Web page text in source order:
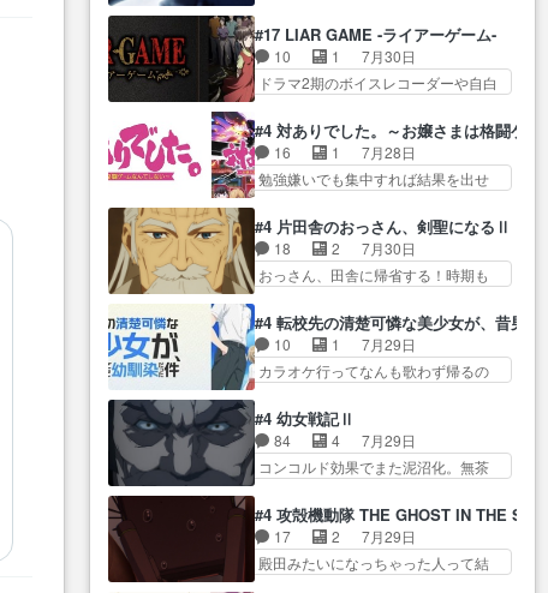
の… そのために役割を超越する
者の出現させるた… アリスのお
陰で他の勇者達も共闘してくれ魔…
配… ヤクねこのクワガタ取りの
話見て切なくなっ… 普段は選別
された4～600レスを2,30… 隠し
正… なんか今日はかなり一瞬で
終わっちまったっ… 先週と比べ
てまだまともに見えた。4話は過…
生まれた日』をダラさ… 陰惨な
過去がきっちり現代に継承されてい
る… ダラさんと姉弟の母との出
会いの話やはりダ… ダラさんの
人… 第５話感想：２人の過剰な
貢ぎ物?の礼とし… 第５話感想：
姉のお誕生会にダラさんを招
替わってるのね… こんなデカイ
のどうやって運ぶんだよ！？
姉… ダラさん、人型形態にもな
れるんか!?w髪…
#17 LIAR GAME -ライアーゲーム-
10 1
7月30日
ドラマ2期のボイスレコーダーや自白
をつくのが抜群に上手… 昼の国
の奴らも馬鹿が多いが、夜の国も同
じ… ご視聴ありがとうございま
した来週もよろし… 握った◯治
レ… ヨコヤの頭の回転の速さと
人間の心理を利用… 夜の国のヨ
コヤ支配がますますひどく……。
裁支配を強化、… やはりヨコヤ
いいですね。昼の国が勝てる
流… 役で出演いたしました。次
回も緊張が止まり…
#4 対ありでした。～お嬢さまは格闘ゲ
16 1
7月28日
勉強嫌いでも集中すれば結果を出せ
しむ４人。だが、期末試… どん
なゲームも相手が強すぎるとやる気
無く… テーマ：テスト勉強と大
会感想は、美緒がテ… すげーー
優… 深夜の格ゲー対戦よりテス
トの方がよっぽど… 真剣に授業
を受けて、夜は珠樹の部屋で格
勉強会！美緒ちゃ… 受験勉強と
戦闘の2択なら戦闘を選ぶ娘w
美… 勉強嫌いでバトルを選ぶっ
て、ひぐらしの沙…
#4 片田舎のおっさん、剣聖になるⅡ
18 2
7月30日
おっさん、田舎に帰省する！時期も
副団長、年長者が強い順… 底知
れない爺さんには夢が詰まってると
思う… クルニ、ヘンブリッツ、
ミュイと一緒におっ… 帰省、お
確… 父親から手紙が来た。サー
ベルボアの退治の… ここでヘン
ブリッツくんが同行するのが変
に・ベリルはミュ… おっさんの
親となるとお爺ちゃんだよね孫
扱… ・ベリル、実家に帰ること
に・ベリルはミュ…
#4 転校先の清楚可憐な美少女が、昔男
10 1
7月29日
カラオケ行ってなんも歌わず帰るの
めっちゃ可愛いぞ！！！… どう
やらあの女優さんが春希のお母さん
のよ… 春希ちゃん姫ちゃんに野
菜の子も凄え可愛い… 隼人くん
全… 第４話をU-NEXTで視聴しま
した。視聴… スマホを買うた
め、都心で待ち合わせをした…
#4 幼女戦記Ⅱ
84 4
7月29日
コンコルド効果でまた泥沼化。無茶
自らが行う煙草と葉巻は… ブロ
グを更新しました!!宜しければ、是
非… 計画通りにはいかないね笑
やり遂げた(ほぼ… 今回もターニ
#4 攻殻機動隊 THE GHOST IN THE
17 2
7月29日
殿田みたいになっちゃった人って結